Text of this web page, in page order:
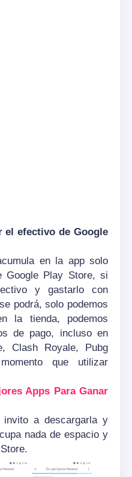
el efectivo de Google
en la app solo
Google Play Store, si
y gastarlo con
podrá, solo podemos
la tienda, podemos
de pago, incluso en
Clash Royale, Pubg
que utilizar
Apps Para Ganar
invito a descargarla y
nada de espacio y